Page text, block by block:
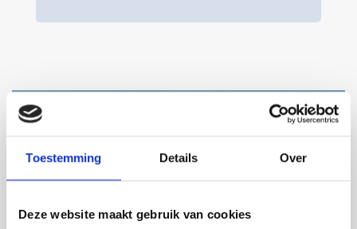
Toestemming Details Over
Deze website maakt gebruik van cookies